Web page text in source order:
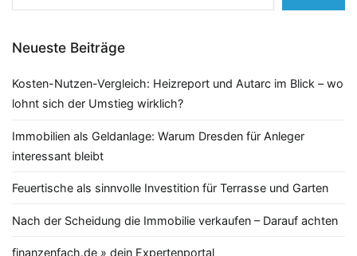
Neueste Beiträge
Kosten-Nutzen-Vergleich: Heizreport und Autarc im Blick – wo
lohnt sich der Umstieg wirklich?
Immobilien als Geldanlage: Warum Dresden für Anleger
interessant bleibt
Feuertische als sinnvolle Investition für Terrasse und Garten
Nach der Scheidung die Immobilie verkaufen – Darauf achten
finanzenfach.de » dein Expertenportal